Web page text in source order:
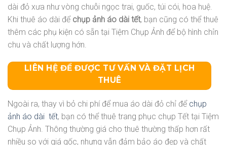
dài đỏ xưa như vòng chuỗi ngọc trai, guốc, túi cói, hoa huệ.
Khi thuê áo dài để chụp ảnh áo dài tết, bạn cũng có thể thuê
thêm các phụ kiện có sẵn tại Tiệm Chụp Ảnh để bộ hình chỉn
chu và chất lượng hớn.
LIÊN HỆ ĐỂ ĐƯỢC TƯ VẤN VÀ ĐẶT LỊCH
THUÊ
Ngoài ra, thay vì bỏ chi phí để mua áo dài đỏ chỉ để chụp
ảnh áo dài tết, bạn có thể thuê trang phục chụp Tết tại Tiệm
Chụp Ảnh. Thông thường giá cho thuê thường thấp hơn rất
nhiều so với giá gốc, nhưng vẫn đảm bảo áo đẹp và chất